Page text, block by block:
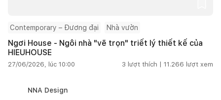
Contemporary – Đương đại Nhà vườn
Ngơi House - Ngôi nhà "vẽ trọn" triết lý thiết kế của
HIEUHOUSE
27/06/2026, lúc 10:00 3 lượt thích | 11.266 lượt xem
NNA Design